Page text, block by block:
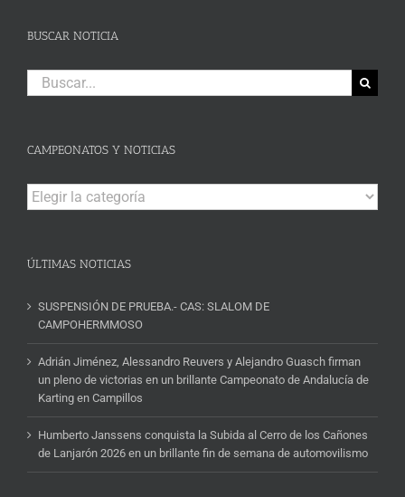
BUSCAR NOTICIA
Buscar:
CAMPEONATOS Y NOTICIAS
Campeonatos
y
ÚLTIMAS NOTICIAS
SUSPENSIÓN DE PRUEBA.- CAS: SLALOM DE
CAMPOHERMMOSO
Adrián Jiménez, Alessandro Reuvers y Alejandro Guasch firman
un pleno de victorias en un brillante Campeonato de Andalucía de
Karting en Campillos
Humberto Janssens conquista la Subida al Cerro de los Cañones
de Lanjarón 2026 en un brillante fin de semana de automovilismo